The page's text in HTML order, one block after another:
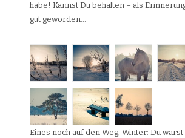
habe! Kannst Du behalten – als
gut geworden…
Eines noch auf den Weg, Winter: Du warst